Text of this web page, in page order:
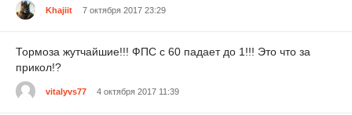
Khаjiit 7 октября 2017 23:29
Тормоза жутчайшие!!! ФПС с 60 падает до 1!!! Это что за
прикол!?
vitalyvs77 4 октября 2017 11:39